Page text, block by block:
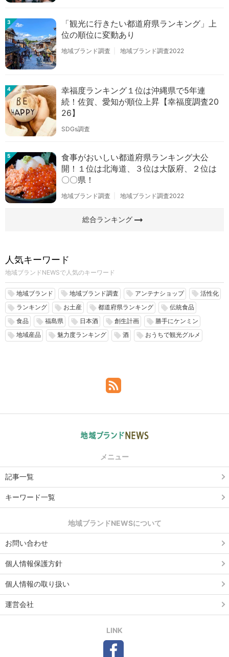
3
「観光に行きたい都道府県ランキング」上
位の順位に変動あり
地域ブランド調査 地域ブランド調査2022
4
幸福度ランキング１位は沖縄県で5年連
続！佐賀、愛知が順位上昇【幸福度調査20
26】
SDGs調査
5
食事がおいしい都道府県ランキング大公
開！１位は北海道、３位は大阪府、２位は
〇〇県！
地域ブランド調査 地域ブランド調査2022
総合ランキングarrow_right_alt
人気キーワード
地域ブランドNEWSで人気のキーワード
local_offer 地域ブランド local_offer 地域ブランド調査 local_offer アンテナショップ local_offer 活性化
local_offer ランキング local_offer お土産 local_offer 都道府県ランキング local_offer 伝統食品
local_offer 食品 local_offer 福島県 local_offer 日本酒 local_offer 創生計画 local_offer 勝手にケンミン
local_offer 地域産品 local_offer 魅力度ランキング local_offer 酒 local_offer おうちで観光グルメ
メニュー
記事一覧
キーワード一覧
地域ブランドNEWSについて
お問い合わせ
個人情報保護方針
個人情報の取り扱い
運営会社
LINK